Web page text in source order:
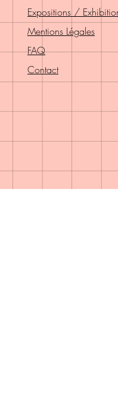
Expositions /
Mentions Légales
FAQ
Contact